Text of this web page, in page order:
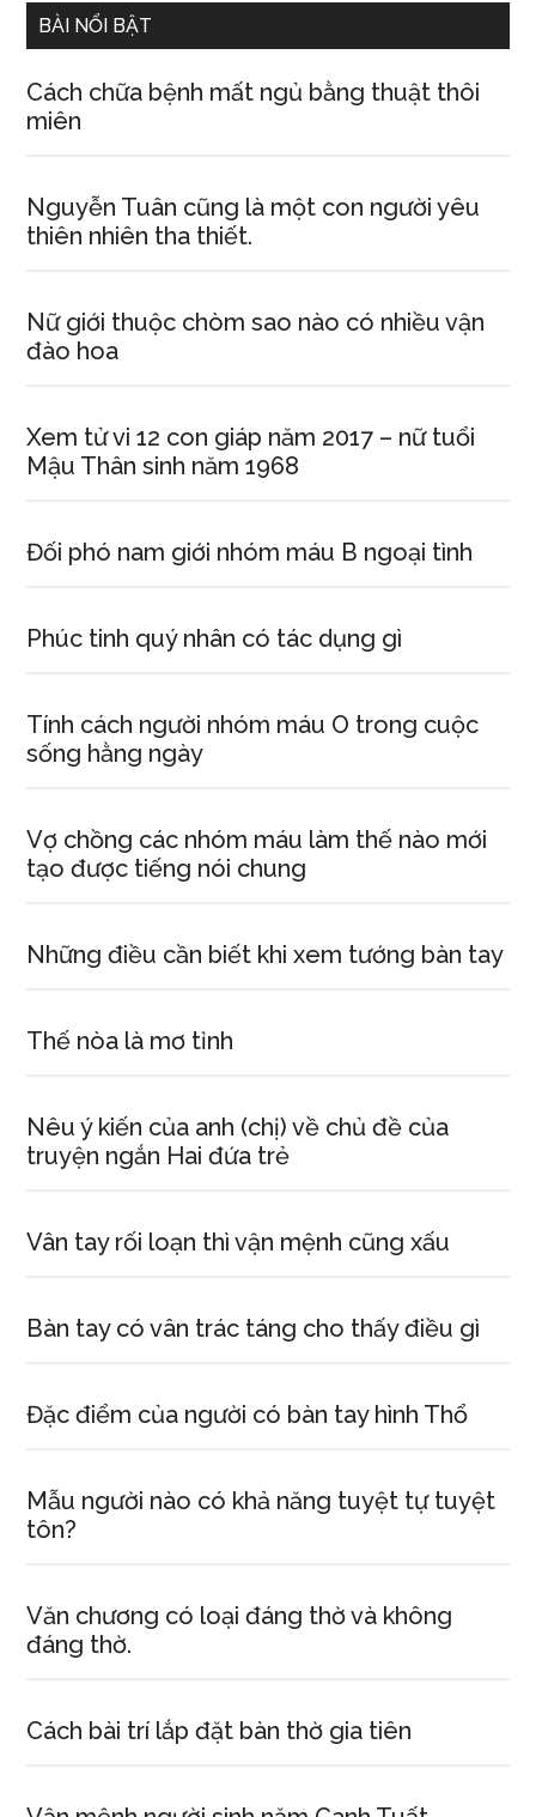
BÀI NỔI BẬT
Cách chữa bệnh mất ngủ bằng thuật thôi
miên
Nguyễn Tuân cũng là một con người yêu
thiên nhiên tha thiết.
Nữ giới thuộc chòm sao nào có nhiều vận
đào hoa
Xem tử vi 12 con giáp năm 2017 – nữ tuổi
Mậu Thân sinh năm 1968
Đối phó nam giới nhóm máu B ngoại tình
Phúc tinh quý nhân có tác dụng gì
Tính cách người nhóm máu O trong cuộc
sống hằng ngày
Vợ chồng các nhóm máu làm thế nào mới
tạo được tiếng nói chung
Những điều cần biết khi xem tướng bàn tay
Thế nòa là mơ tỉnh
Nêu ý kiến của anh (chị) về chủ đề của
truyện ngắn Hai đứa trẻ
Vân tay rối loạn thì vận mệnh cũng xấu
Bàn tay có vân trác táng cho thấy điều gì
Đặc điểm của người có bàn tay hình Thổ
Mẫu người nào có khả năng tuyệt tự tuyệt
tôn?
Văn chương có loại đáng thờ và không
đáng thờ.
Cách bài trí lắp đặt bàn thờ gia tiên